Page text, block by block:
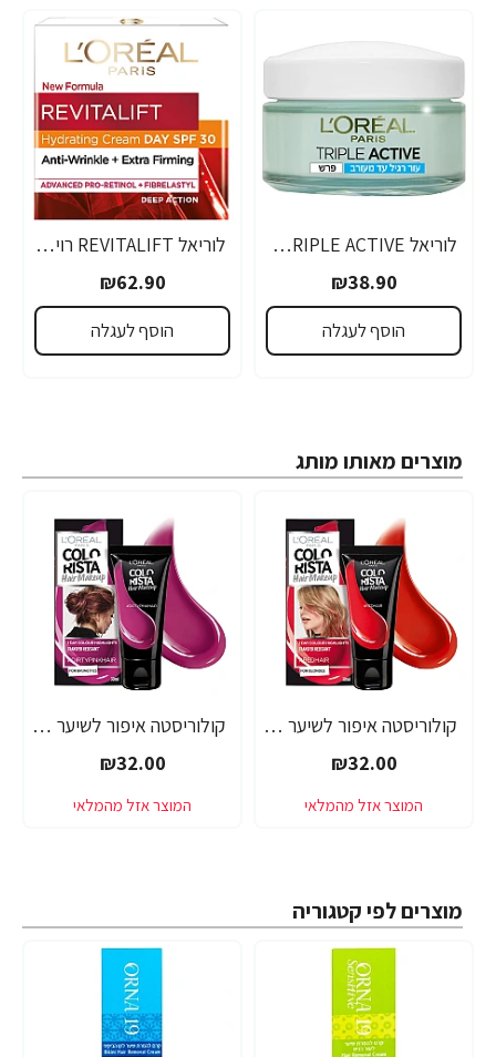
לוריאל TRIPLE ACTIVE קרם לחות לפנים במרקם ג'ל לעור רגיל עד מעורב 50 מ"ל - מבית L'OREAL PARIS
₪38.90
הוסף לעגלה
לוריאל REVITALIFT רויטליפט SPF30 קרם יום 50 מ"ל - מבית L'OREAL PARIS
₪62.90
הוסף לעגלה
מוצרים מאותו מותג
קולוריסטה איפור לשיער אדום 30 מ"ל - מבית L'OREAL PARIS
₪32.00
קולוריסטה איפור לשיער ורוד כהה 30 מ"ל - מבית L'OREAL PARIS
₪32.00
מוצרים לפי קטגוריה